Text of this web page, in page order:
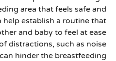
area that feels safe and
help establish a routine that
and baby to feel at ease.
distractions, such as noise
hinder the breastfeeding